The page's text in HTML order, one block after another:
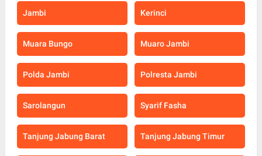
Jambi Kerinci
Muara Bungo Muaro Jambi
Polda Jambi Polresta Jambi
Sarolangun Syarif Fasha
Tanjung Jabung Barat Tanjung Jabung Timur